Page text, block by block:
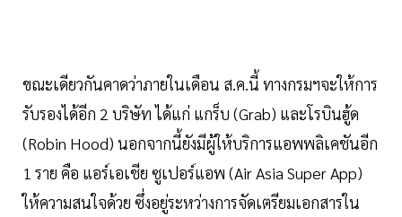
ขณะเดียวกันคาดว่าภายในเดือน ส.ค.นี้ ทางกรมฯจะให้การ
รับรองได้อีก 2 บริษัท ได้แก่ แกร็บ (Grab) และโรบินฮู้ด
(Robin Hood) นอกจากนี้ยังมีผู้ให้บริการแอพพลิเคชันอีก
1 ราย คือ แอร์เอเชีย ซูเปอร์แอพ (Air Asia Super App)
ให้ความสนใจด้วย ซึ่งอยู่ระหว่างการจัดเตรียมเอกสารใน